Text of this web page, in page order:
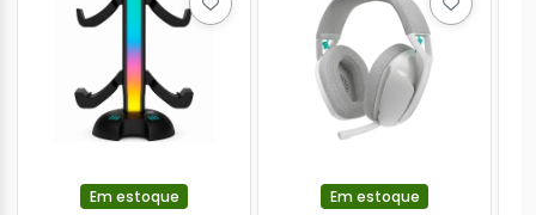
Em estoque Em estoque